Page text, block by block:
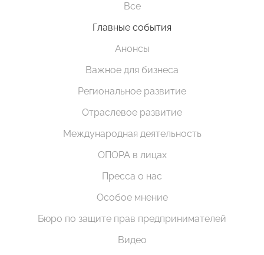
Все
Главные события
Анонсы
Важное для бизнеса
Региональное развитие
Отраслевое развитие
Международная деятельность
ОПОРА в лицах
Пресса о нас
Особое мнение
Бюро по защите прав предпринимателей
Видео